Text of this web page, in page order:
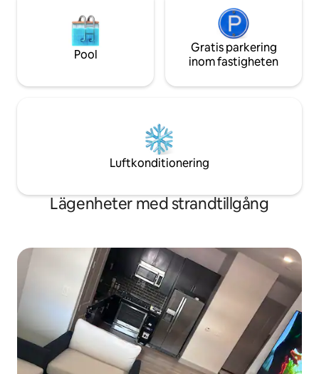
Pool
Gratis parkering
inom fastigheten
Luftkonditionering
Lägenheter med strandtillgång